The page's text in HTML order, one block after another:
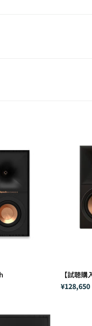
【試聴
¥128,650